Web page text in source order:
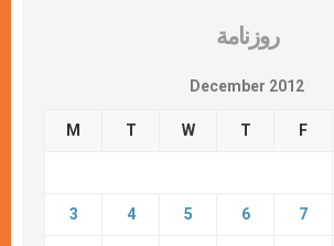
روزنامة
December 2012
M T W T F
3 4 5 6 7